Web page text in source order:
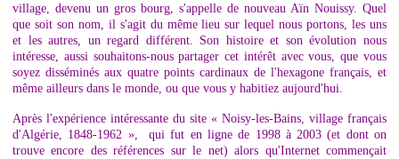
village, devenu un gros bourg, s'appelle de nouveau Aïn Nouissy. Quel
que soit son nom, il s'agit du même lieu sur lequel nous portons, les uns
et les autres, un regard différent. Son histoire et son évolution nous
intéresse, aussi souhaitons-nous partager cet intérêt avec vous, que vous
soyez disséminés aux quatre points cardinaux de l'hexagone français, et
même ailleurs dans le monde, ou que vous y habitiez aujourd'hui.
Après l'expérience intéressante du site « Noisy-les-Bains, village français
d'Algérie, 1848-1962 », qui fut en ligne de 1998 à 2003 (et dont on
trouve encore des références sur le net) alors qu'Internet commençait